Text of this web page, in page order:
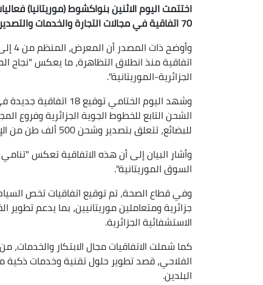
اختتمت اليوم الاثنين بنواكشوط (موريتانيا)
70 اتفاقية في مجالات التجارة والخدمات والتصدير، حسب ما أفاد به بيان لوزارة التجارة الخارجية وترقية الصادرات.
اتفاقية منذ انطلاق التظاهرة، ما يعكس "نجاح
الجزائرية-الموريتانية".
وشهد اليوم الختامي
الشحن التابع للخطوط الجوية الجزائرية وفروع
للبضائع، تتعلق بتصدير وشحن 500 ألف طن من الإسمنت نحو موريتانيا بقيمة إجمالية تقدر بـ50 مليون دولار.
وأشار البيان إلى أن هذه الاتفاقية تعكس
السوق الموريتانية".
وفي قطاع الصحة، تم توقيع اتفاقيات تخص
جزائرية ومتعاملين موريتانيين، بما يدعم
الاستشفائية الجزائرية.
كما شملت الاتفاقيات مجال الابتكار
الفلاحي، قصد تطوير حلول تقنية وخدمات ذكية
البلدين.